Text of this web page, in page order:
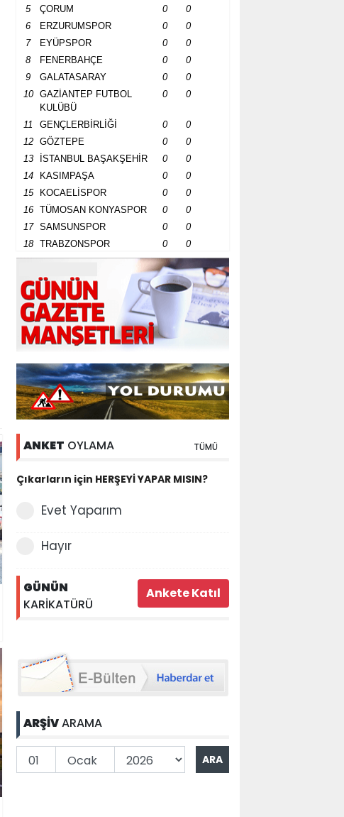
5
ÇORUM 0
0
6
ERZURUMSPOR 0
0
7
EYÜPSPOR 0
0
8
FENERBAHÇE 0
0
9
GALATASARAY 0
0
10
GAZİANTEP FUTBOL
KULÜBÜ
0 0
11 GENÇLERBİRLİĞİ 0
0
12
GÖZTEPE 0
0
13
İSTANBUL BAŞAKŞEHİR 0
0
14
KASIMPAŞA 0
0
15
KOCAELİSPOR 0
0
16
TÜMOSAN KONYASPOR 0
0
17
SAMSUNSPOR 0
0
18
TRABZONSPOR 0 0
ANKET OYLAMA TÜMÜ
Çıkarların için HERŞEYİ YAPAR MISIN?
Evet Yaparım
Hayır
GÜNÜN
KARİKATÜRÜ
ARŞİVARAMA